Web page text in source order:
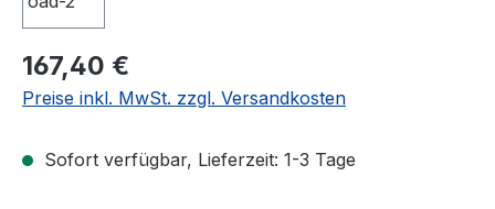
Regulärer Preis:
167,40 €
Preise inkl. MwSt. zzgl. Versandkosten
Sofort verfügbar, Lieferzeit: 1-3 Tage